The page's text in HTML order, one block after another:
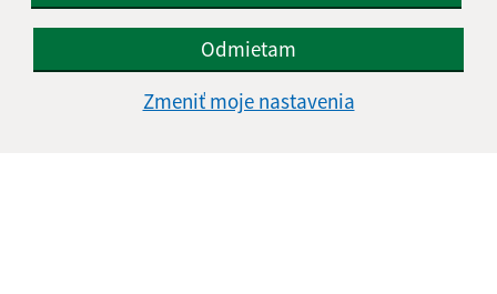
Odmietam
Zmeniť moje nastavenia